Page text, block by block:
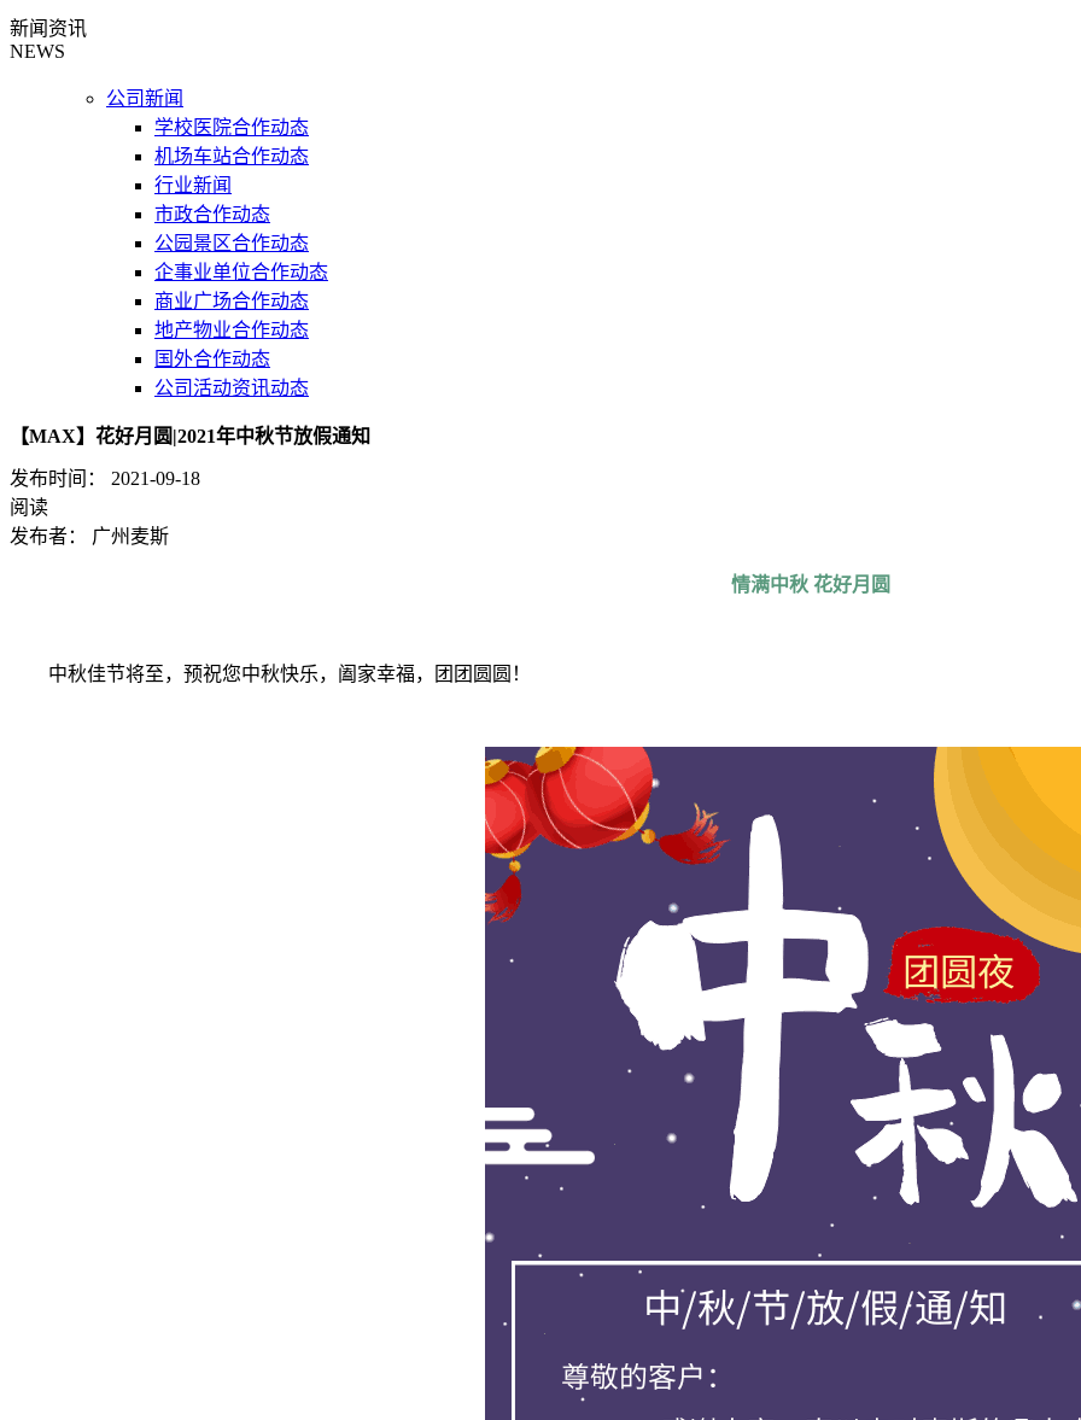
新闻资讯
NEWS
公司新闻
学校医院合作动态
机场车站合作动态
行业新闻
市政合作动态
公园景区合作动态
企事业单位合作动态
商业广场合作动态
地产物业合作动态
国外合作动态
公司活动资讯动态
【MAX】花好月圆|2021年中秋节放假通知
发布时间：
2021-09-18
阅读
发布者：
广州麦斯
情满中秋 花好月圆
中秋佳节将至，预祝您中秋快乐，阖家幸福，团团圆圆！